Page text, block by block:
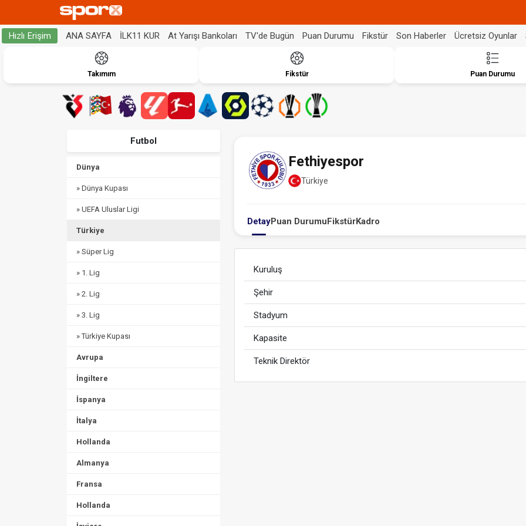
Hızlı Erişim ANA SAYFA İLK11 KUR At Yarışı Bankoları TV'de Bugün Puan Durumu Fikstür Son Haberler Ücretsiz Oyunlar
Takımım Fikstür Puan Durumu
Futbol
Dünya
» Dünya Kupası
» UEFA Uluslar Ligi
Türkiye
» Süper Lig
» 1. Lig
» 2. Lig
» 3. Lig
» Türkiye Kupası
Avrupa
İngiltere
İspanya
İtalya
Hollanda
Almanya
Fransa
Hollanda
Fethiyespor
Türkiye
DetayPuan DurumuFikstürKadro
Kuruluş
Şehir
Stadyum
Kapasite
Teknik Direktör